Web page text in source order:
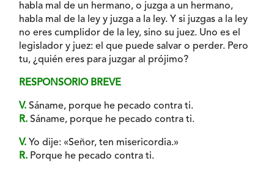
habla mal de un hermano, o juzga a un hermano,
habla mal de la ley y juzga a la ley. Y si juzgas a la ley
no eres cumplidor de la ley, sino su juez. Uno es el
legislador y juez: el que puede salvar o perder. Pero
tu, ¿quién eres para juzgar al prójimo?
RESPONSORIO BREVE
V. Sáname, porque he pecado contra ti.
R. Sáname, porque he pecado contra ti.
V. Yo dije: «Señor, ten misericordia.»
R. Porque he pecado contra ti.